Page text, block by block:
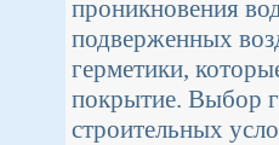
проникновения
подверженных
герметики,
покрытие. Выбор
строительных